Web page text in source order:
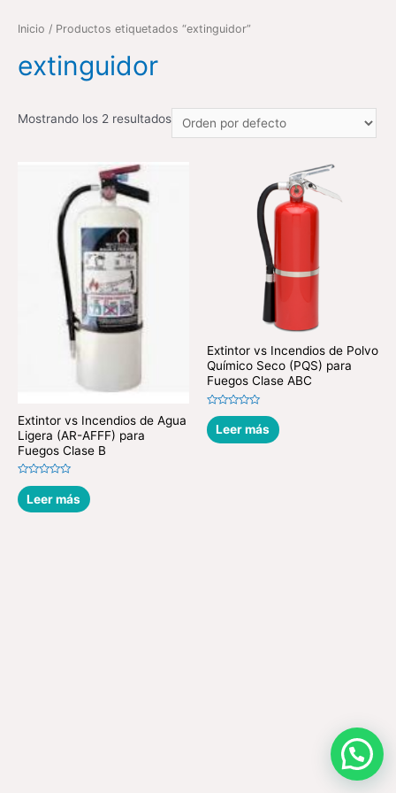
Inicio / Productos etiquetados “extinguidor”
extinguidor
Mostrando los 2 resultados
Extintor vs Incendios de Agua
Ligera (AR-AFFF) para
Fuegos Clase B
Valorado
en
0
de
Leer más
Extintor vs Incendios de Polvo
Químico Seco (PQS) para
Fuegos Clase ABC
Valorado
en
0
de
Leer más